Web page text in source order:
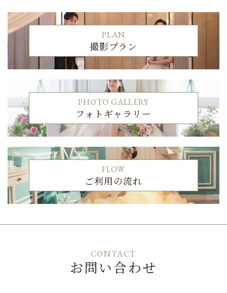
PLAN
撮影プラン
PHOTO GALLERY
フォトギャラリー
FLOW
ご利用の流れ
CONTACT
お問い合わせ